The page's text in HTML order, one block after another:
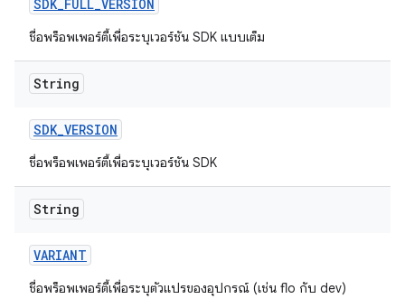
SDK_FULL_VERSION
ชื่อพร็อพเพอร์ตี้เพื่อระบุเวอร์ชัน SDK แบบเต็ม
String
SDK_VERSION
ชื่อพร็อพเพอร์ตี้เพื่อระบุเวอร์ชัน SDK
String
VARIANT
ชื่อพร็อพเพอร์ตี้เพื่อระบุตัวแปรของอุปกรณ์ (เช่น flo กับ dev)